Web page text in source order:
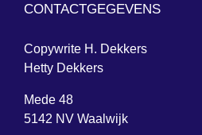
CONTACTGEGEVENS
Copywrite H. Dekkers
Hetty Dekkers
Mede 48
5142 NV Waalwijk